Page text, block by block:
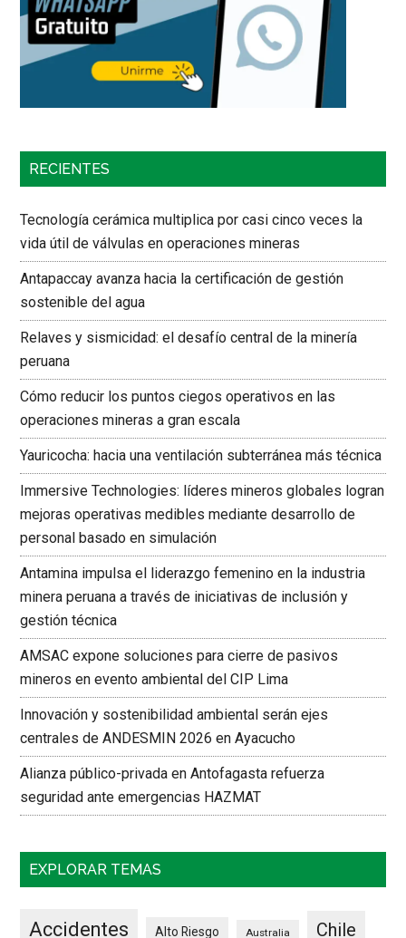
RECIENTES
Tecnología cerámica multiplica por casi cinco veces la
vida útil de válvulas en operaciones mineras
Antapaccay avanza hacia la certificación de gestión
sostenible del agua
Relaves y sismicidad: el desafío central de la minería
peruana
Cómo reducir los puntos ciegos operativos en las
operaciones mineras a gran escala
Yauricocha: hacia una ventilación subterránea más técnica
Immersive Technologies: líderes mineros globales logran
mejoras operativas medibles mediante desarrollo de
personal basado en simulación
Antamina impulsa el liderazgo femenino en la industria
minera peruana a través de iniciativas de inclusión y
gestión técnica
AMSAC expone soluciones para cierre de pasivos
mineros en evento ambiental del CIP Lima
Innovación y sostenibilidad ambiental serán ejes
centrales de ANDESMIN 2026 en Ayacucho
Alianza público-privada en Antofagasta refuerza
seguridad ante emergencias HAZMAT
EXPLORAR TEMAS
Accidentes Alto Riesgo Australia Chile